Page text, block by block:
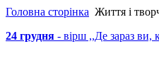
Головна сторінка Життя і
24 грудня - вірш ,,Де зараз ви,